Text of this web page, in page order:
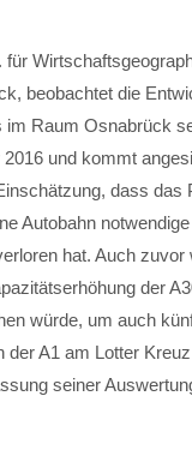
beobachtet die
Raum Osnabrück
und kommt
dass das
Autobahn notwendige
hat. Auch zuvor
der
würde, um auch
der A1 am Lotter
seiner